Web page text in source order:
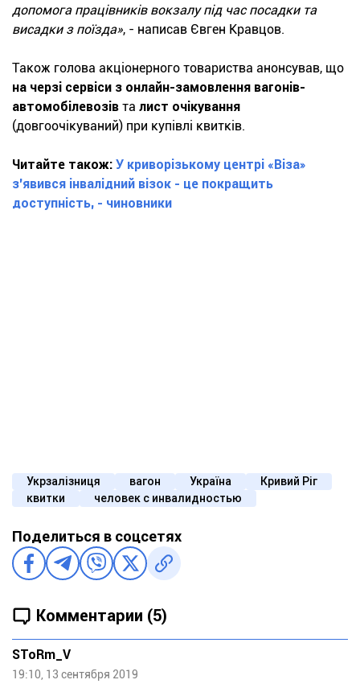
допомога працівників вокзалу під час посадки та
висадки з поїзда», - написав Євген Кравцов.
Також голова акціонерного товариства анонсував, що
на черзі сервіси з онлайн-замовлення вагонів-
автомобілевозів та лист очікування
(довгоочікуваний) при купівлі квитків.
Читайте також: У криворізькому центрі «Віза»
з'явився інвалідний візок - це покращить
доступність, - чиновники
Укрзалізниця вагон Україна
Кривий Ріг
квитки
человек с инвалидностью
Поделиться в соцсетях
Комментарии (5)
SToRm_V
19:10, 13 сентября 2019